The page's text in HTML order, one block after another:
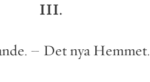
III.
. – Det nya Hemmet.